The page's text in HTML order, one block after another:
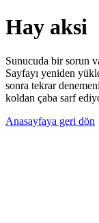
Hay aksi
Sunucuda bir sorun
Sayfayı yeniden
sonra tekrar
koldan çaba sarf
Anasayfaya geri dön